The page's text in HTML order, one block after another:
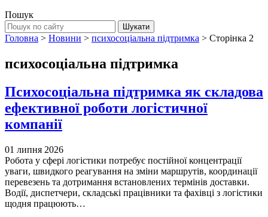
Пошук
Головна > Новини > психосоціальна підтримка > Сторінка 2
психосоціальна підтримка
Психосоціальна підтримка як складова
ефективної роботи логістичної
компанії
01 липня 2026
Робота у сфері логістики потребує постійної концентрації
уваги, швидкого реагування на зміни маршрутів, координації
перевезень та дотримання встановлених термінів доставки.
Водії, диспетчери, складські працівники та фахівці з логістики
щодня працюють…